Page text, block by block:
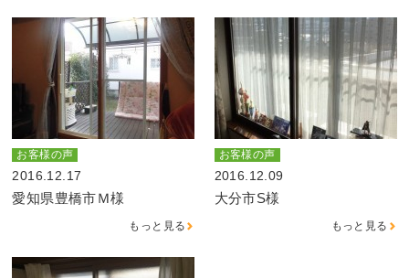
お客様の声
2016.12.17
愛知県豊橋市Ｍ様
もっと見る
お客様の声
2016.12.09
大分市S様
もっと見る